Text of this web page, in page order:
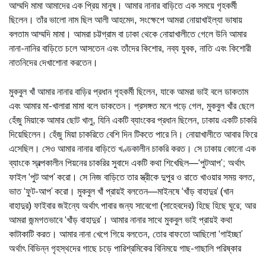
আম্মদি মামা আমাদের এক প্রিয় মানুষ। আমার নানার বাড়িতে এক সময়ে গৃহকর্মী
ছিলেন। তাঁর ভালো নাম ছিল আলী আহমেদ, সংক্ষেপে আমরা নোয়াখাইল্যা ভাষায়
বলতাম আম্মদি মামা। আমরা চট্টগ্রাম বা ঢাকা থেকে নোয়াখালীতে গেলে উনি আমার
নানা-নানির বাড়িতে চলে আসতেন এবং তাঁদের কিশোর, নব্য যুবক, নাতি এবং কিশোরী
নাতনিদের দেখাশোনা করতেন।
মুকবুল খাঁ আমার নানার বাড়ির প্রধান গৃহকর্মী ছিলেন, যাকে আমরা ভাই বলে ডাকতাম
এবং আমার মা-খালারা মামা বলে ডাকতেন। প্রসঙ্গত মনে পড়ে গেল, মুকবুল খাঁর ছেলে
হেঁজু মিয়াকে আমার ছোট খালু, যিনি একটি ব্যাংকের প্রধান ছিলেন, ঢাকায় একটি চাকরি
দিয়েছিলেন। হেঁজু মিয়া চাকরিতে বেশি দিন টিকতে পারে নি। নোয়াখালীতে আবার ফিরে
এসেছিল। সেও আমার নানার বাড়িতে খণ্ডকালীন চাকরি করত। সে ঢাকায় কোনো এক
ব্যাংকে স্বল্পকালীন পিয়নের চাকরির সুবাদে একটি কথা শিখেছিল—‘পুটআপ’; অর্থাৎ
ফাইল ‘পুট আপ’ করো। সে নিজ বাড়িতে তার স্ত্রীকে দুপুর ও রাতে খাওয়ার সময় বলত,
ভাত ‘ফুট-আপ’ করো। মুকবুল খাঁ প্রায়ই বলতেন—মাইনষে ‘খাঁড় বাহাদুর’ (খান
বাহাদুর) ফাইবার জইন্যে অর্থাৎ পাবার জন্য সাবেগো (সাহেবদের) হিছে হিছে ঘুরে; আর
আমরা জন্মগতভাবে ‘খাঁড় বাহাদুর’। আমার নানার সাথে মুকবুল ভাই প্রায়ই কথা
কাটাকাটি করত। আমার নানা খেপে গিয়ে বলতেন, তোর বাফতো আছিলো ‘গাইচ্ছা’
অর্থাৎ বিভিন্ন গৃহস্থদের গাছে চড়ে পারিশ্রমিকের বিনিময়ে গাছ-গাছালি পরিষ্কার